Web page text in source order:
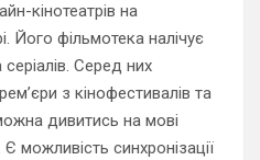
кінотеатрів на
Його фільмотека налічує
Серед них
з кінофестивалів та
дивитись на мові
можливість синхронізації